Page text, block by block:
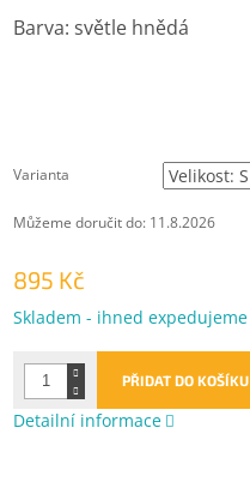
895 Kč
Měrná
Skladem - ihned expedujeme
Varianta
Můžeme doručit do: 11.8.2026
PŘIDAT DO KOŠÍKU
Barva: světle hnědá
Detailní informace